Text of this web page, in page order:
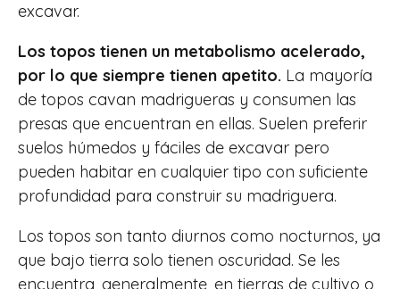
excavar.
Los topos tienen un metabolismo acelerado,
por lo que siempre tienen apetito. La mayoría
de topos cavan madrigueras y consumen las
presas que encuentran en ellas. Suelen preferir
suelos húmedos y fáciles de excavar pero
pueden habitar en cualquier tipo con suficiente
profundidad para construir su madriguera.
Los topos son tanto diurnos como nocturnos, ya
que bajo tierra solo tienen oscuridad. Se les
encuentra, generalmente, en tierras de cultivo o